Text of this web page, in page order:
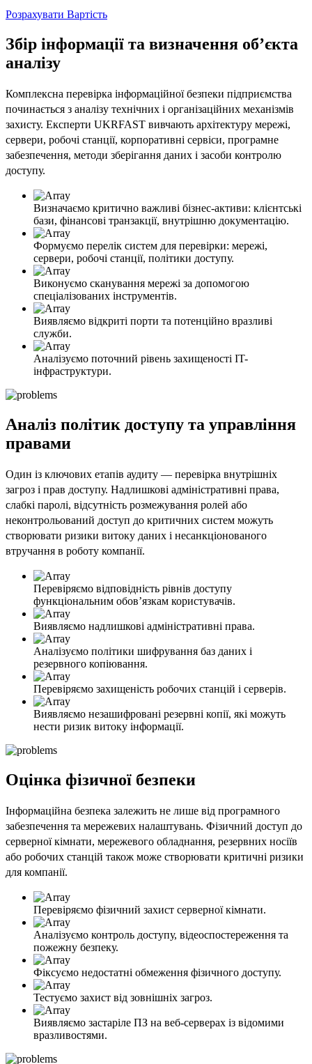
Розрахувати Вартість
Збір інформації та визначення об’єкта
аналізу
Комплексна перевірка інформаційної безпеки підприємства
починається з аналізу технічних і організаційних механізмів
захисту. Експерти UKRFAST вивчають архітектуру мережі,
сервери, робочі станції, корпоративні сервіси, програмне
забезпечення, методи зберігання даних і засоби контролю
доступу.
Визначаємо критично важливі бізнес-активи: клієнтські
бази, фінансові транзакції, внутрішню документацію.
Формуємо перелік систем для перевірки: мережі,
сервери, робочі станції, політики доступу.
Виконуємо сканування мережі за допомогою
спеціалізованих інструментів.
Виявляємо відкриті порти та потенційно вразливі
служби.
Аналізуємо поточний рівень захищеності IT-
інфраструктури.
Аналіз політик доступу та управління
правами
Один із ключових етапів аудиту — перевірка внутрішніх
загроз і прав доступу. Надлишкові адміністративні права,
слабкі паролі, відсутність розмежування ролей або
неконтрольований доступ до критичних систем можуть
створювати ризики витоку даних і несанкціонованого
втручання в роботу компанії.
Перевіряємо відповідність рівнів доступу
функціональним обов’язкам користувачів.
Виявляємо надлишкові адміністративні права.
Аналізуємо політики шифрування баз даних і
резервного копіювання.
Перевіряємо захищеність робочих станцій і серверів.
Виявляємо незашифровані резервні копії, які можуть
нести ризик витоку інформації.
Оцінка фізичної безпеки
Інформаційна безпека залежить не лише від програмного
забезпечення та мережевих налаштувань. Фізичний доступ до
серверної кімнати, мережевого обладнання, резервних носіїв
або робочих станцій також може створювати критичні ризики
для компанії.
Перевіряємо фізичний захист серверної кімнати.
Аналізуємо контроль доступу, відеоспостереження та
пожежну безпеку.
Фіксуємо недостатні обмеження фізичного доступу.
Тестуємо захист від зовнішніх загроз.
Виявляємо застаріле ПЗ на веб-серверах із відомими
вразливостями.